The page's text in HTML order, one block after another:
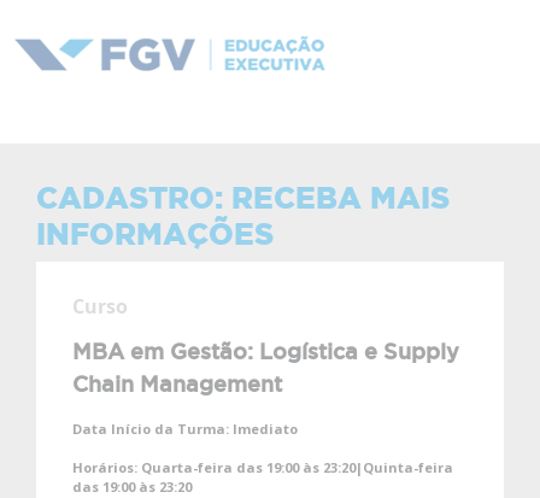
CADASTRO: RECEBA MAIS
INFORMAÇÕES
Curso
MBA em Gestão: Logística e Supply
Chain Management
Data Início da Turma: Imediato
Horários: Quarta-feira das 19:00 às 23:20|Quinta-feira
das 19:00 às 23:20